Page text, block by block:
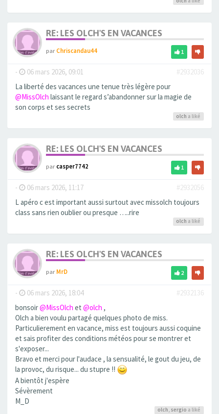
RE: LES OLCH'S EN VACANCES
parChriscandau44 1
- 06 mars 2026, 09:01
#2932036
La liberté des vacances une tenue très légère pour
@MissOlch laissant le regard s’abandonner sur la magie de
son corps et ses secrets
olch a liké
RE: LES OLCH'S EN VACANCES
parcasper7742 1
- 06 mars 2026, 11:17
#2932056
L apéro c est important aussi surtout avec missolch toujours
class sans rien oublier ou presque …..rire
olch a liké
RE: LES OLCH'S EN VACANCES
parMrD 2
- 06 mars 2026, 18:04
#2932136
bonsoir@MissOlch et @olch ,
Olch a bien voulu partagé quelques photo de miss.
Particulierement en vacance, miss est toujours aussi coquine
et sais profiter des conditions météos pour se montrer et
s'exposer...
Bravo et merci pour l'audace , la sensualité, le gout du jeu, de
la provoc, du risque... du stupre !!
A bientôt j'espère
Sévèrement
M_D
olch, sergio a liké